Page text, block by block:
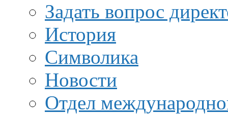
Задать вопрос
История
Символика
Новости
Отдел